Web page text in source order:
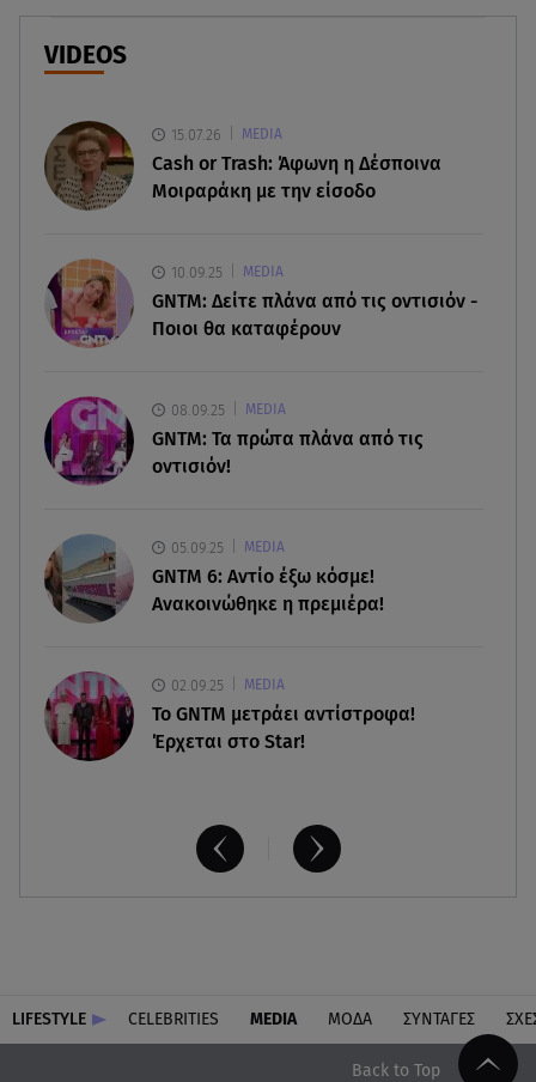
«Ισλαμικό ΝΑΤΟ»: Πώς επηρεάζεται η Ελλάδα
Τραγωδία στην Πάρο: Νεκρό 4χρονο παιδί σε
πισίνα
08.08.26 , 18:51
500 για το 2026
08.08.26 , 17:45
Εριέττα Κούρκουλου: Η συγκινητική ανάρτηση
08.08.26 , 17:44
Νεκρή μεγαλόσωμη αρκούδα στην Καστοριά,
πιθανόν από πυροβολισμό
08.08.26 , 17:32
Τζο Μπάιντεν: Ο καρκίνος έχει εξαπλωθεί - Η
ανακοίνωση του γιου του
VIDEOS
15.07.26 MEDIA
Cash or Trash: Άφωνη η Δέσποινα
Μοιραράκη με την είσοδο
10.09.25 MEDIA
GNTM: Δείτε πλάνα από τις οντισιόν -
Ποιοι θα καταφέρουν
08.09.25 MEDIA
GNTM: Τα πρώτα πλάνα από τις
οντισιόν!
05.09.25 MEDIA
GNTM 6: Αντίο έξω κόσμε!
Ανακοινώθηκε η πρεμιέρα!
02.09.25 MEDIA
Το GNTM μετράει αντίστροφα!
Έρχεται στο Star!
LIFESTYLE CELEBRITIES MEDIA ΜΟΔΑ ΣΥΝΤΑΓΕΣ
Back to Top